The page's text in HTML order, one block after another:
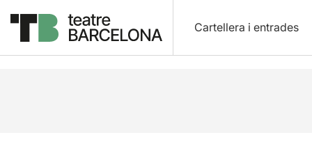
Cartellera i entrades